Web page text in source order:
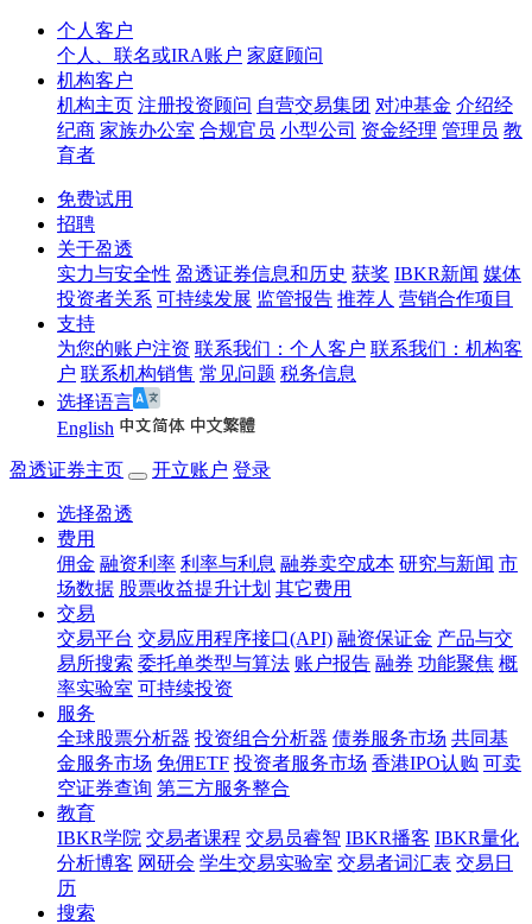
个人客户
个人、联名或IRA账户 家庭顾问
机构客户
机构主页 注册投资顾问 自营交易集团 对冲基金 介绍经
纪商 家族办公室 合规官员 小型公司 资金经理 管理员 教
育者
免费试用
招聘
关于盈透
实力与安全性 盈透证券信息和历史 获奖 IBKR新闻 媒体
投资者关系 可持续发展 监管报告 推荐人 营销合作项目
支持
为您的账户注资 联系我们：个人客户 联系我们：机构客
户 联系机构销售 常见问题 税务信息
选择语言
English
盈透证券主页 开立账户 登录
选择盈透
费用
佣金 融资利率 利率与利息 融券卖空成本 研究与新闻 市
场数据 股票收益提升计划 其它费用
交易
交易平台 交易应用程序接口(API) 融资保证金 产品与交
易所搜索 委托单类型与算法 账户报告 融券 功能聚焦 概
率实验室 可持续投资
服务
全球股票分析器 投资组合分析器 债券服务市场 共同基
金服务市场 免佣ETF 投资者服务市场 香港IPO认购 可卖
空证券查询 第三方服务整合
教育
IBKR学院 交易者课程 交易员睿智 IBKR播客 IBKR量化
分析博客 网研会 学生交易实验室 交易者词汇表 交易日
历
搜索